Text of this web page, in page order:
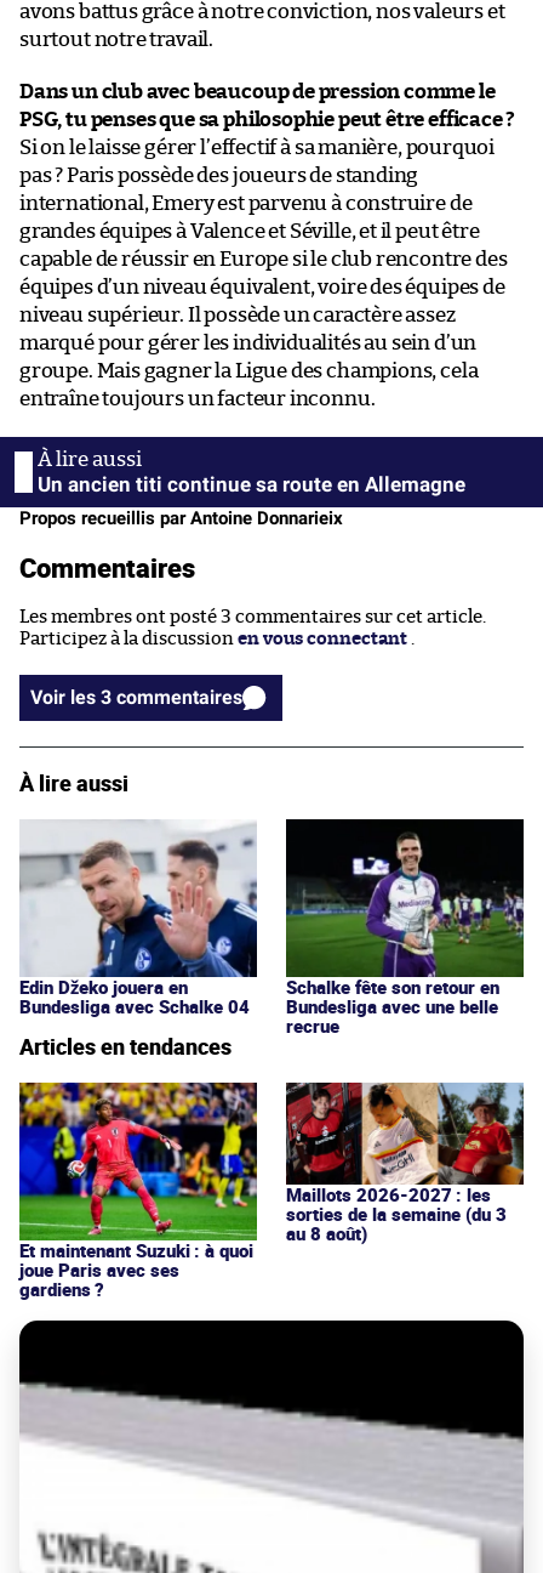
avons battus grâce à notre conviction, nos valeurs et
surtout notre travail.
Dans un club avec beaucoup de pression comme le
PSG, tu penses que sa philosophie peut être efficace ?
Si on le laisse gérer l’effectif à sa manière, pourquoi
pas ? Paris possède des joueurs de standing
international, Emery est parvenu à construire de
grandes équipes à Valence et Séville, et il peut être
capable de réussir en Europe si le club rencontre des
équipes d’un niveau équivalent, voire des équipes de
niveau supérieur. Il possède un caractère assez
marqué pour gérer les individualités au sein d’un
groupe. Mais gagner la Ligue des champions, cela
entraîne toujours un facteur inconnu.
Un ancien titi continue sa route en Allemagne
Propos recueillis par Antoine Donnarieix
Commentaires
Les membres ont posté 3 commentaires sur cet article.
Participez à la discussion en vous connectant .
Voir les 3 commentaires
À lire aussi
Edin Džeko jouera en
Bundesliga avec Schalke 04
Schalke fête son retour en
Bundesliga avec une belle
recrue
Articles en tendances
Et maintenant Suzuki : à quoi
joue Paris avec ses
gardiens ?
Maillots 2026-2027 : les
sorties de la semaine (du 3
au 8 août)